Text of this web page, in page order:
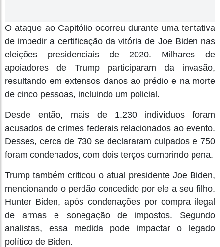
O ataque ao Capitólio ocorreu durante uma tentativa
de impedir a certificação da vitória de Joe Biden nas
eleições presidenciais de 2020. Milhares de
apoiadores de Trump participaram da invasão,
resultando em extensos danos ao prédio e na morte
de cinco pessoas, incluindo um policial.
Desde então, mais de 1.230 indivíduos foram
acusados de crimes federais relacionados ao evento.
Desses, cerca de 730 se declararam culpados e 750
foram condenados, com dois terços cumprindo pena.
Trump também criticou o atual presidente Joe Biden,
mencionando o perdão concedido por ele a seu filho,
Hunter Biden, após condenações por compra ilegal
de armas e sonegação de impostos. Segundo
analistas, essa medida pode impactar o legado
político de Biden.